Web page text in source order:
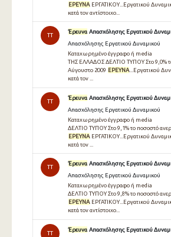
ΕΡΕΥΝΑΕΡΓΑΤΙΚΟΥ...Εργατικού
κατά τον αντίστοιχο...
TT
Έρευνα Απασχόλησης Εργατικού
Απασχόλησης Εργατικού Δυναμικού
Καταχωρημένο έγγραφο ή media
ΤΗΣ ΕΛΛΑΔΟΣ ΔΕΛΤΙΟ ΤΥΠΟΥ Στο 9,0%
Αύγουστο 2009 ΕΡΕΥΝΑ...Εργατικού
κατά τον ...
TT
Έρευνα Απασχόλησης Εργατικού
Απασχόλησης Εργατικού Δυναμικού
Καταχωρημένο έγγραφο ή media
ΔΕΛΤΙΟ ΤΥΠΟΥ Στο 9,1% το ποσοστό
ΕΡΕΥΝΑΕΡΓΑΤΙΚΟΥ...Εργατικού
κατά τον ...
TT
Έρευνα Απασχόλησης Εργατικού
Απασχόλησης Εργατικού Δυναμικού
Καταχωρημένο έγγραφο ή media
ΔΕΛΤΙΟ ΤΥΠΟΥ Στο 9,8% το ποσοστό
ΕΡΕΥΝΑΕΡΓΑΤΙΚΟΥ...Εργατικού
κατά τον αντίστοιχο...
TT
Έρευνα Απασχόλησης Εργατικού